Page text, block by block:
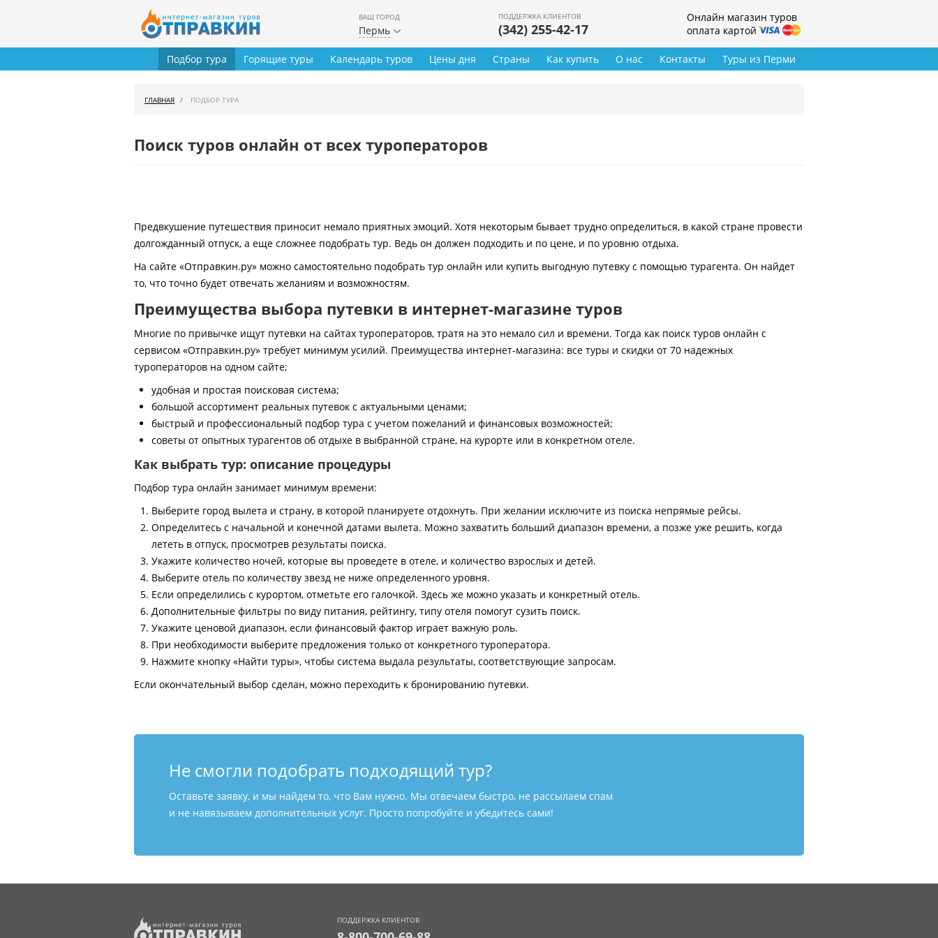
ВАШ ГОРОД
Пермь
ПОДДЕРЖКА КЛИЕНТОВ
(342) 255-42-17
Онлайн магазин туров
оплата картой
Туры из Перми
Подбор тура Горящие туры Календарь туров Цены дня Страны Как купить О нас Контакты
ГЛАВНАЯ ПОДБОР ТУРА
Поиск туров онлайн от всех туроператоров
Предвкушение путешествия приносит немало приятных эмоций. Хотя некоторым бывает трудно определиться, в какой стране провести
долгожданный отпуск, а еще сложнее подобрать тур. Ведь он должен подходить и по цене, и по уровню отдыха.
На сайте «Отправкин.ру» можно самостоятельно подобрать тур онлайн или купить выгодную путевку с помощью турагента. Он найдет
то, что точно будет отвечать желаниям и возможностям.
Преимущества выбора путевки в интернет-магазине туров
Многие по привычке ищут путевки на сайтах туроператоров, тратя на это немало сил и времени. Тогда как поиск туров онлайн с
сервисом «Отправкин.ру» требует минимум усилий. Преимущества интернет-магазина: все туры и скидки от 70 надежных
туроператоров на одном сайте;
удобная и простая поисковая система;
большой ассортимент реальных путевок с актуальными ценами;
быстрый и профессиональный подбор тура с учетом пожеланий и финансовых возможностей;
советы от опытных турагентов об отдыхе в выбранной стране, на курорте или в конкретном отеле.
Как выбрать тур: описание процедуры
Подбор тура онлайн занимает минимум времени:
Выберите город вылета и страну, в которой планируете отдохнуть. При желании исключите из поиска непрямые рейсы.
Определитесь с начальной и конечной датами вылета. Можно захватить больший диапазон времени, а позже уже решить, когда
лететь в отпуск, просмотрев результаты поиска.
Укажите количество ночей, которые вы проведете в отеле, и количество взрослых и детей.
Выберите отель по количеству звезд не ниже определенного уровня.
Если определились с курортом, отметьте его галочкой. Здесь же можно указать и конкретный отель.
Дополнительные фильтры по виду питания, рейтингу, типу отеля помогут сузить поиск.
Укажите ценовой диапазон, если финансовый фактор играет важную роль.
При необходимости выберите предложения только от конкретного туроператора.
Нажмите кнопку «Найти туры», чтобы система выдала результаты, соответствующие запросам.
Если окончательный выбор сделан, можно переходить к бронированию путевки.
Не смогли подобрать подходящий тур?
Оставьте заявку, и мы найдем то, что Вам нужно. Мы отвечаем быстро, не рассылаем спам
и не навязываем дополнительных услуг. Просто попробуйте и убедитесь сами!
ПОДДЕРЖКА КЛИЕНТОВ